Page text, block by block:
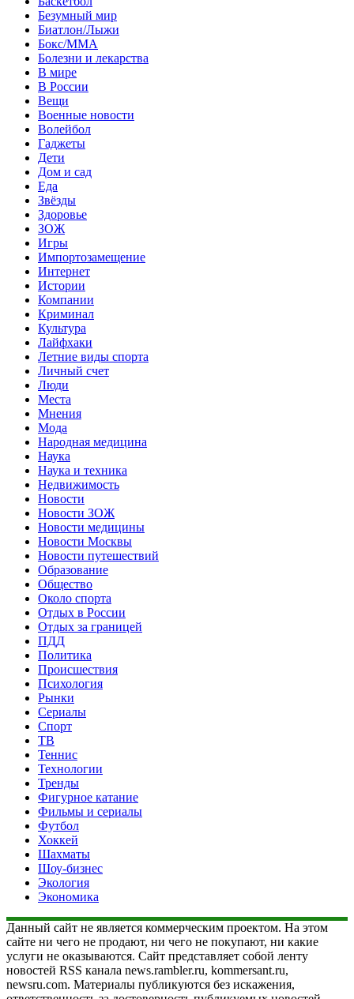
Безумный мир
Биатлон/Лыжи
Бокс/MMA
Болезни и лекарства
В мире
В России
Вещи
Военные новости
Волейбол
Гаджеты
Дети
Дом и сад
Еда
Звёзды
Здоровье
ЗОЖ
Игры
Импортозамещение
Интернет
Истории
Компании
Криминал
Культура
Лайфхаки
Летние виды спорта
Личный счет
Люди
Места
Мнения
Мода
Народная медицина
Наука
Наука и техника
Недвижимость
Новости
Новости ЗОЖ
Новости медицины
Новости Москвы
Новости путешествий
Образование
Общество
Около спорта
Отдых в России
Отдых за границей
ПДД
Политика
Происшествия
Психология
Рынки
Сериалы
Спорт
ТВ
Теннис
Технологии
Тренды
Фигурное катание
Фильмы и сериалы
Футбол
Хоккей
Шахматы
Шоу-бизнес
Экология
Экономика
Данный сайт не является коммерческим проектом. На этом
сайте ни чего не продают, ни чего не покупают, ни какие
услуги не оказываются. Сайт представляет собой ленту
новостей RSS канала news.rambler.ru, kommersant.ru,
newsru.com. Материалы публикуются без искажения,